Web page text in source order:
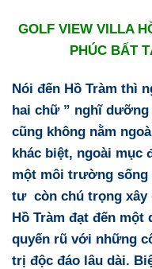
GOLF VIEW VILLA
PHÚC BẤT
Nói đến Hồ Tràm thì
hai chữ ” nghĩ dưỡng
cũng không nằm
khác biệt, ngoài mục
một môi trường sống
tư còn chú trọng xây
Hồ Tràm đạt đến một
quyến rũ với những
trị độc đáo lâu dài.